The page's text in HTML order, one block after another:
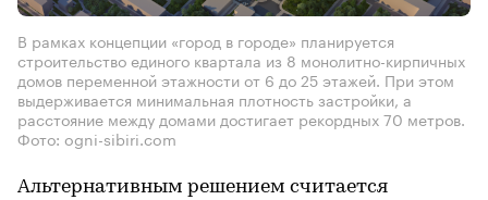
В рамках концепции «город в городе» планируется
строительство единого квартала из 8 монолитно-кирпичных
домов переменной этажности от 6 до 25 этажей. При этом
выдерживается минимальная плотность застройки, а
расстояние между домами достигает рекордных 70 метров.
Фото: ogni-sibiri.com
Альтернативным решением считается